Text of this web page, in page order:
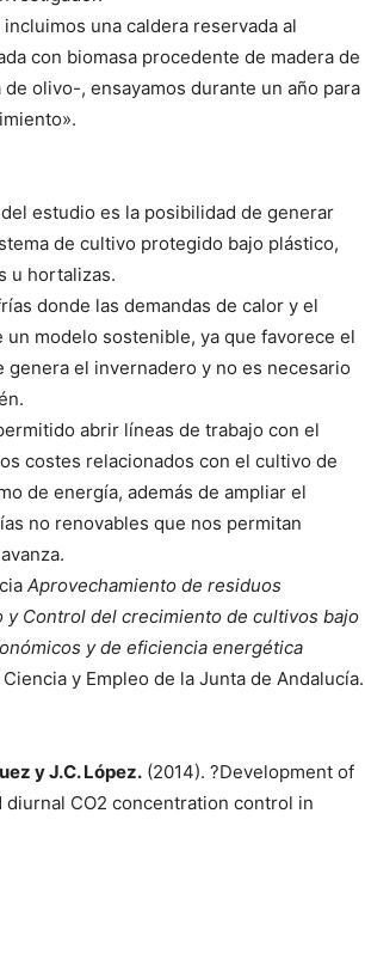
una caldera reservada al
con biomasa procedente de madera de
olivo-, ensayamos durante un año para
estudio es la posibilidad de generar
de cultivo protegido bajo plástico,
u hortalizas.
donde las demandas de calor y el
modelo sostenible, ya que favorece el
el invernadero y no es necesario
abrir líneas de trabajo con el
costes relacionados con el cultivo de
de energía, además de ampliar el
no renovables que nos permitan
Aprovechamiento de residuos
Control del crecimiento de cultivos bajo
y de eficiencia energética
y Empleo de la Junta de Andalucía.
y J.C. López. (2014). ?Development of
CO2 concentration control in